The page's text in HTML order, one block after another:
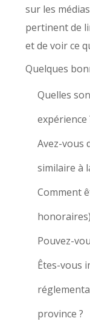
sur les
pertinent de
et de voir ce
Quelques
Quelles
expérience
Avez-vous
similaire à
Comment
Pouvez-
Êtes-vous
province ?